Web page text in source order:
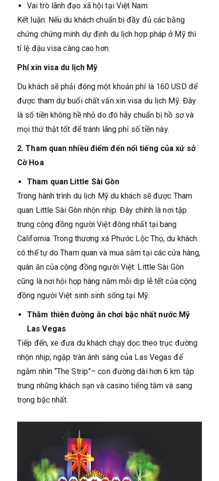
Vai trò lãnh đạo xã hội tại Việt Nam
Kết luận: Nếu du khách chuẩn bị đầy đủ các bằng
chứng chứng minh dự định du lịch hợp pháp ở Mỹ thì
tỉ lệ đậu visa càng cao hơn.
Phí xin visa du lịch Mỹ
Du khách sẽ phải đóng một khoản phí là 160 USD để
được tham dự buổi chất vấn xin visa du lịch Mỹ. Đây
là số tiền không hề nhỏ do đó hãy chuẩn bị hồ sơ và
mọi thứ thật tốt để tránh lãng phí số tiền này.
2. Tham quan nhiều điểm đến nổi tiếng của xứ sở
Cờ Hoa
Tham quan Little Sài Gòn
Trong hành trình du lịch Mỹ du khách sẽ được Tham
quan Little Sài Gòn nhộn nhịp. Đây chính là nơi tập
trung cộng đồng người Việt đông nhất tại bang
California. Trong thương xá Phước Lộc Thọ, du khách
có thể tự do Tham quan và mua sắm tại các cửa hàng,
quán ăn của cộng đồng người Việt. Little Sài Gòn
cũng là nơi hội họp hàng năm mỗi dịp lễ tết của cộng
đồng người Việt sinh sinh sống tại Mỹ.
Thăm thiên đường ăn chơi bậc nhất nước Mỹ
Las Vegas
Tiếp đến, xe đưa du khách chạy dọc theo trục đường
nhộn nhịp, ngập tràn ánh sáng của Las Vegas để
ngắm nhìn “The Strip”– con đường dài hơn 6 km tập
trung những khách sạn và casino tiếng tăm và sang
trọng bậc nhất.